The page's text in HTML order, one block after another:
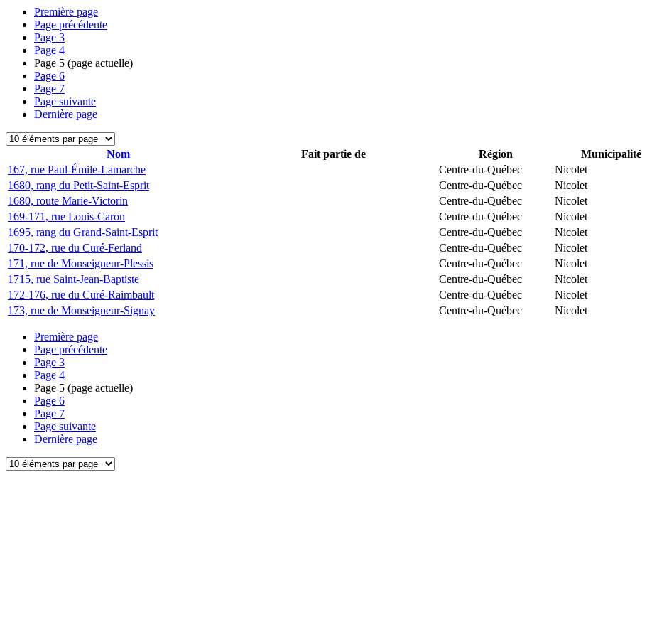
Première page
Page précédente
Page 3
Page 4
Page 5 (page actuelle)
Page 6
Page 7
Page suivante
Dernière page
Nom Fait partie de Région Municipalité
167, rue Paul-Émile-Lamarche
Centre-du-Québec
Nicolet
1680, rang du Petit-Saint-Esprit
Centre-du-Québec
Nicolet
1680, route Marie-Victorin
Centre-du-Québec
Nicolet
169-171, rue Louis-Caron
Centre-du-Québec
Nicolet
1695, rang du Grand-Saint-Esprit
Centre-du-Québec
Nicolet
170-172, rue du Curé-Ferland
Centre-du-Québec
Nicolet
171, rue de Monseigneur-Plessis
Centre-du-Québec
Nicolet
1715, rue Saint-Jean-Baptiste
Centre-du-Québec
Nicolet
172-176, rue du Curé-Raimbault
Centre-du-Québec
Nicolet
173, rue de Monseigneur-Signay
Centre-du-Québec Nicolet
Première page
Page précédente
Page 3
Page 4
Page 5 (page actuelle)
Page 6
Page 7
Page suivante
Dernière page